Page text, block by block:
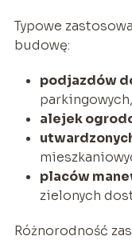
Typowe
budowę:
podjazdów
parkingowych,
alejek
placów
zielonych
Różnorodność